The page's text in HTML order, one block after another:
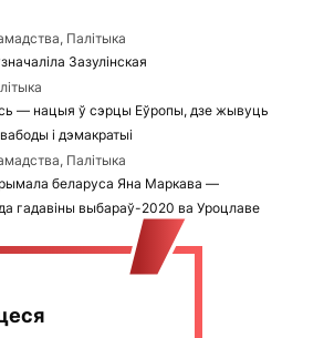
Палітыка
Зазулінская
— нацыя ў сэрцы Еўропы, дзе жывуць
і дэмакратыі
Палітыка
беларуса Яна Маркава —
да гадавіны выбараў-2020 ва Уроцлаве